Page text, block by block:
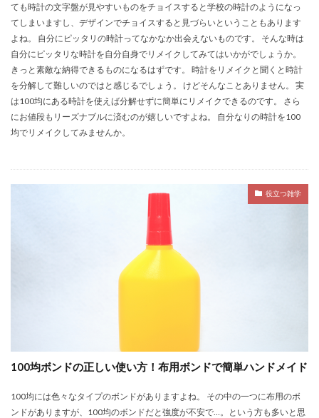
ても時計の文字盤が見やすいものをチョイスすると学校の時計のようになっ
てしまいますし、デザインでチョイスすると見づらいということもあります
よね。 自分にピッタリの時計ってなかなか出会えないものです。 そんな時は
自分にピッタリな時計を自分自身でリメイクしてみてはいかがでしょうか。
きっと素敵な納得できるものになるはずです。 時計をリメイクと聞くと時計
を分解して難しいのではと感じるでしょう。 けどそんなことありません。 実
は100均にある時計を使えば分解せずに簡単にリメイクできるのです。 さら
にお値段もリーズナブルに済むのが嬉しいですよね。 自分なりの時計を100
均でリメイクしてみませんか。
役立つ雑学
100均ボンドの正しい使い方！布用ボンドで簡単ハンドメイド
100均には色々なタイプのボンドがありますよね。 その中の一つに布用のボ
ンドがありますが、100均のボンドだと強度が不安で…。という方も多いと思